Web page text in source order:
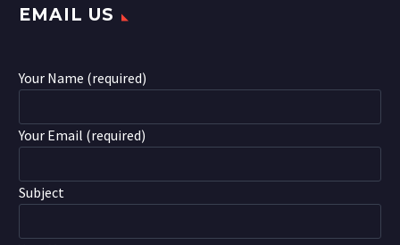
EMAIL US
Your Name (required)
Your Email (required)
Subject